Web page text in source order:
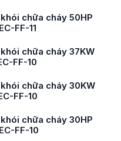
chữa cháy 50HP
FF-11
chữa cháy 37KW
FF-10
chữa cháy 30KW
FF-10
chữa cháy 30HP
FF-10